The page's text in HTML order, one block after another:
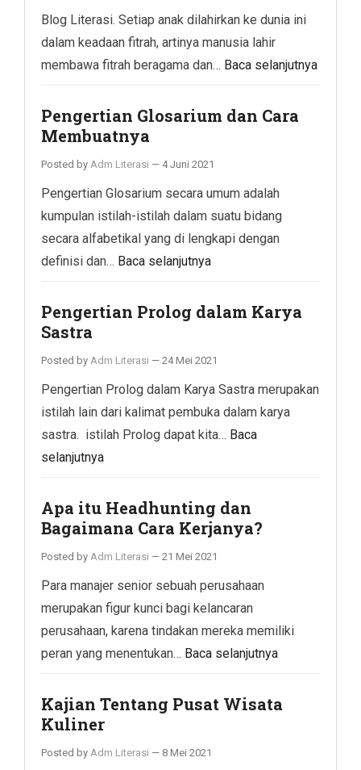
Blog Literasi. Setiap anak dilahirkan ke dunia ini
dalam keadaan fitrah, artinya manusia lahir
membawa fitrah beragama dan… Baca selanjutnya
Pengertian Glosarium dan Cara
Membuatnya
Posted by Adm Literasi — 4 Juni 2021
Pengertian Glosarium secara umum adalah
kumpulan istilah-istilah dalam suatu bidang
secara alfabetikal yang di lengkapi dengan
definisi dan… Baca selanjutnya
Pengertian Prolog dalam Karya
Sastra
Posted by Adm Literasi — 24 Mei 2021
Pengertian Prolog dalam Karya Sastra merupakan
istilah lain dari kalimat pembuka dalam karya
sastra. istilah Prolog dapat kita… Baca
selanjutnya
Apa itu Headhunting dan
Bagaimana Cara Kerjanya?
Posted by Adm Literasi — 21 Mei 2021
Para manajer senior sebuah perusahaan
merupakan figur kunci bagi kelancaran
perusahaan, karena tindakan mereka memiliki
peran yang menentukan… Baca selanjutnya
Kajian Tentang Pusat Wisata
Kuliner
Posted by Adm Literasi — 8 Mei 2021